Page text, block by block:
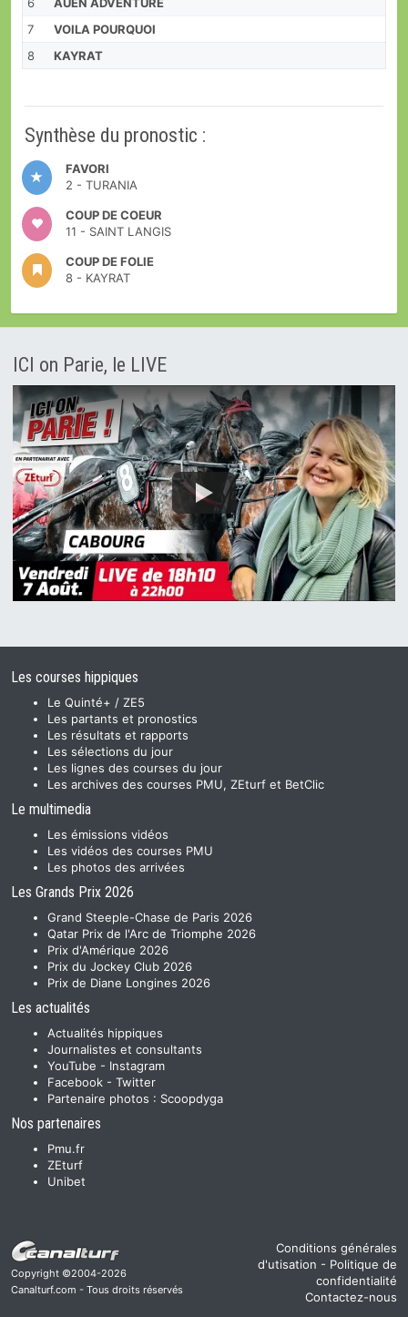
6
AUEN ADVENTURE
7
VOILA POURQUOI
8
KAYRAT
Synthèse du pronostic :
FAVORI
2 - TURANIA
COUP DE COEUR
11 - SAINT LANGIS
COUP DE FOLIE
8 - KAYRAT
ICI on Parie, le LIVE
Les courses hippiques
Le Quinté+ / ZE5
Les partants et pronostics
Les résultats et rapports
Les sélections du jour
Les lignes des courses du jour
Les archives des courses PMU, ZEturf et BetClic
Le multimedia
Les émissions vidéos
Les vidéos des courses PMU
Les photos des arrivées
Les Grands Prix 2026
Grand Steeple-Chase de Paris 2026
Qatar Prix de l'Arc de Triomphe 2026
Prix d'Amérique 2026
Prix du Jockey Club 2026
Prix de Diane Longines 2026
Les actualités
Actualités hippiques
Journalistes et consultants
YouTube - Instagram
Facebook - Twitter
Partenaire photos : Scoopdyga
Nos partenaires
Pmu.fr
ZEturf
Unibet
Copyright ©2004-2026
Canalturf.com - Tous droits réservés
Conditions générales
d'utisation - Politique de
confidentialité
Contactez-nous